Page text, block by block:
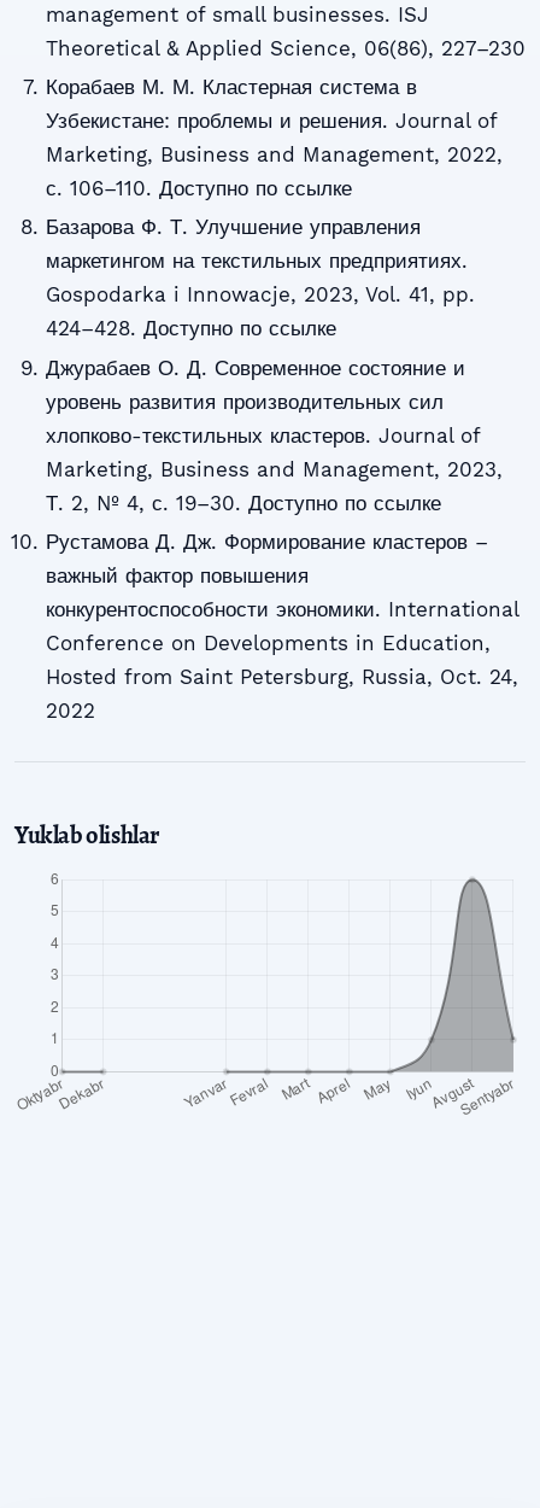
management of small businesses. ISJ
Theoretical & Applied Science, 06(86), 227–230
Корабаев М. М. Кластерная система в
Узбекистане: проблемы и решения. Journal of
Marketing, Business and Management, 2022,
с. 106–110. Доступно по ссылке
Базарова Ф. Т. Улучшение управления
маркетингом на текстильных предприятиях.
Gospodarka i Innowacje, 2023, Vol. 41, pp.
424–428. Доступно по ссылке
Джурабаев О. Д. Современное состояние и
уровень развития производительных сил
хлопково-текстильных кластеров. Journal of
Marketing, Business and Management, 2023,
Т. 2, № 4, с. 19–30. Доступно по ссылке
Рустамова Д. Дж. Формирование кластеров –
важный фактор повышения
конкурентоспособности экономики. International
Conference on Developments in Education,
Hosted from Saint Petersburg, Russia, Oct. 24,
2022
Yuklab olishlar